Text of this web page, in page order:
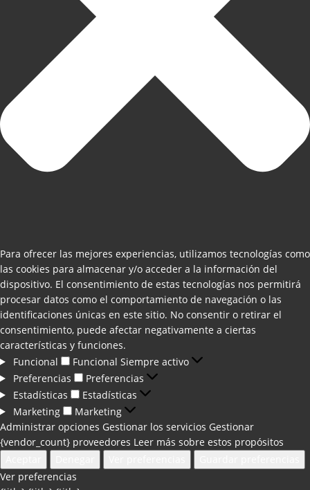
Para ofrecer las mejores experiencias, utilizamos tecnologías como
las cookies para almacenar y/o acceder a la información del
dispositivo. El consentimiento de estas tecnologías nos permitirá
procesar datos como el comportamiento de navegación o las
identificaciones únicas en este sitio. No consentir o retirar el
consentimiento, puede afectar negativamente a ciertas
características y funciones.
Funcional
Funcional Siempre activo
Preferencias
Preferencias
Estadísticas
Estadísticas
Marketing
Marketing
Administrar opciones Gestionar los servicios Gestionar
{vendor_count} proveedores Leer más sobre estos propósitos
Ver preferencias